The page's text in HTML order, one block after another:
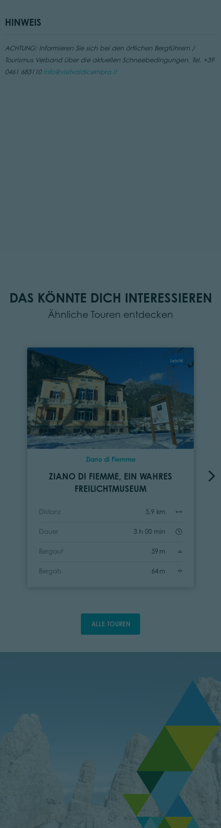
HINWEIS
ACHTUNG: Informieren Sie sich bei den örtlichen Bergführern /
Tourismus Verband über die aktuellen Schneebedingungen. Tel. +39
0461 683110 info@visitvaldicembra.it
DAS KÖNNTE DICH INTERESSIEREN
Ähnliche Touren entdecken
Leicht
Ziano di Fiemme
ZIANO DI FIEMME, EIN WAHRES
FREILICHTMUSEUM
Distanz 5,9 km
Dauer 3 h 00 min
Bergauf 59 m
Bergab 64 m
ALLE TOUREN